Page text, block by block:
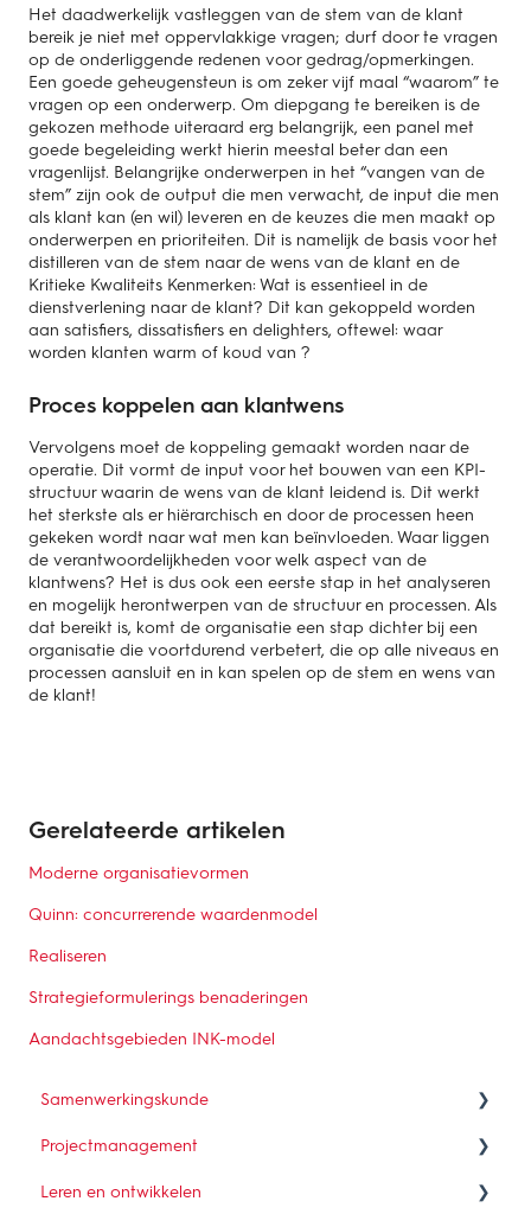
Het daadwerkelijk vastleggen van de stem van de klant
bereik je niet met oppervlakkige vragen; durf door te vragen
op de onderliggende redenen voor gedrag/opmerkingen.
Een goede geheugensteun is om zeker vijf maal “waarom” te
vragen op een onderwerp. Om diepgang te bereiken is de
gekozen methode uiteraard erg belangrijk, een panel met
goede begeleiding werkt hierin meestal beter dan een
vragenlijst. Belangrijke onderwerpen in het “vangen van de
stem” zijn ook de output die men verwacht, de input die men
als klant kan (en wil) leveren en de keuzes die men maakt op
onderwerpen en prioriteiten. Dit is namelijk de basis voor het
distilleren van de stem naar de wens van de klant en de
Kritieke Kwaliteits Kenmerken: Wat is essentieel in de
dienstverlening naar de klant? Dit kan gekoppeld worden
aan satisfiers, dissatisfiers en delighters, oftewel: waar
worden klanten warm of koud van ?
Proces koppelen aan klantwens
Vervolgens moet de koppeling gemaakt worden naar de
operatie. Dit vormt de input voor het bouwen van een KPI-
structuur waarin de wens van de klant leidend is. Dit werkt
het sterkste als er hiërarchisch en door de processen heen
gekeken wordt naar wat men kan beïnvloeden. Waar liggen
de verantwoordelijkheden voor welk aspect van de
klantwens? Het is dus ook een eerste stap in het analyseren
en mogelijk herontwerpen van de structuur en processen. Als
dat bereikt is, komt de organisatie een stap dichter bij een
organisatie die voortdurend verbetert, die op alle niveaus en
processen aansluit en in kan spelen op de stem en wens van
de klant!
Gerelateerde artikelen
Moderne organisatievormen
Quinn: concurrerende waardenmodel
Realiseren
Strategieformulerings benaderingen
Aandachtsgebieden INK-model
Samenwerkingskunde
Wat is samenwerken?
Hoe verbind je belangen in een samenwerking?
Projectmanagement
Wat is projectmanagement?
Leren en ontwikkelen